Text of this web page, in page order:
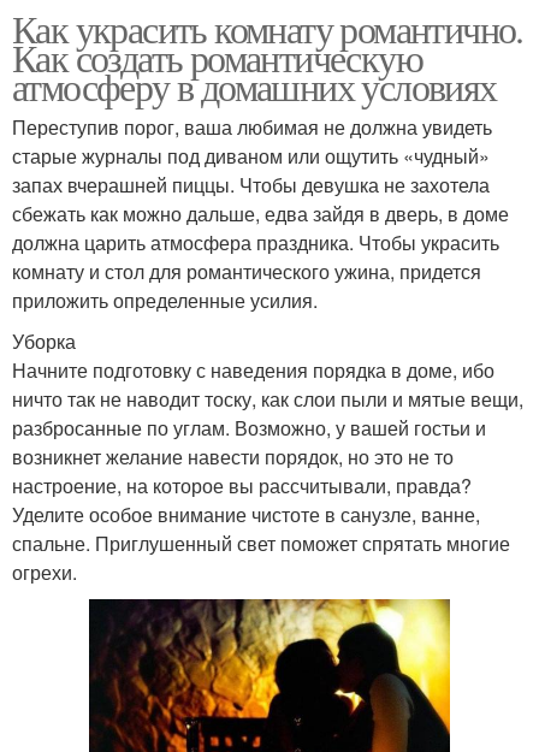
Как украсить комнату романтично.
Как создать романтическую
атмосферу в домашних условиях
Переступив порог, ваша любимая не должна увидеть
старые журналы под диваном или ощутить «чудный»
запах вчерашней пиццы. Чтобы девушка не захотела
сбежать как можно дальше, едва зайдя в дверь, в доме
должна царить атмосфера праздника. Чтобы украсить
комнату и стол для романтического ужина, придется
приложить определенные усилия.
Уборка
Начните подготовку с наведения порядка в доме, ибо
ничто так не наводит тоску, как слои пыли и мятые вещи,
разбросанные по углам. Возможно, у вашей гостьи и
возникнет желание навести порядок, но это не то
настроение, на которое вы рассчитывали, правда?
Уделите особое внимание чистоте в санузле, ванне,
спальне. Приглушенный свет поможет спрятать многие
огрехи.